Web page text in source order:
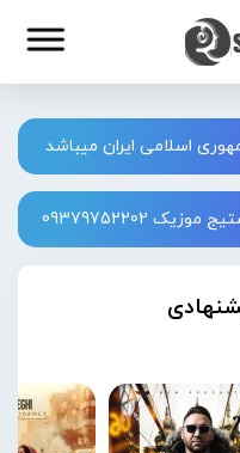
اسلامی ایران میباشد
09379752202